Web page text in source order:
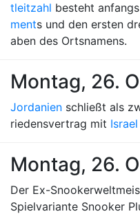
tleitzahl besteht
ments und den ersten
aben des Ortsnamens.
Montag, 26.
Jordanien schließt als
riedensvertrag mit Israel
Montag, 26.
Der Ex-
Spielvariante Snooker